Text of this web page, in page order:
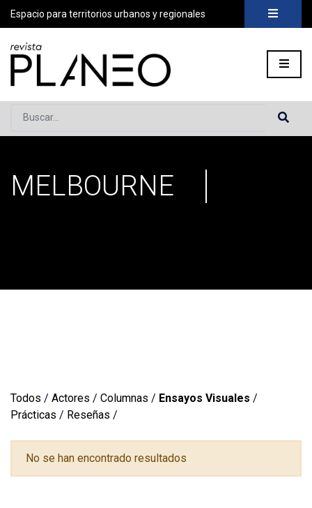
Espacio para territorios urbanos y regionales
Buscar...
Portada» Melbourne
MELBOURNE
Todos / Actores / Columnas / Ensayos Visuales /
Prácticas / Reseñas /
No se han encontrado resultados